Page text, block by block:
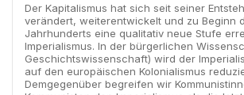
Der Kapitalismus hat sich seit seiner
verändert, weiterentwickelt und zu Beginn
Jahrhunderts eine qualitativ neue Stufe
Imperialismus. In der bürgerlichen
Geschichtswissenschaft) wird der
auf den europäischen Kolonialismus
Demgegenüber begreifen wir